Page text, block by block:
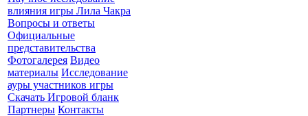
влияния игры Лила Чакра
Вопросы и ответы
Официальные
представительства
Фотогалерея Видео
материалы Исследование
ауры участников игры
Скачать Игровой бланк
Партнеры Контакты